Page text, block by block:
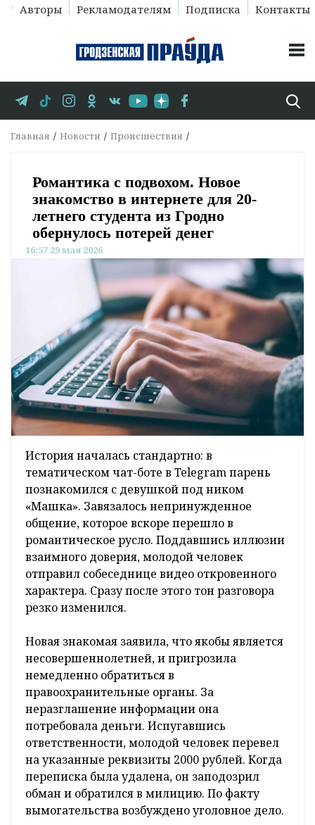
Авторы Рекламодателям Подписка Контакты
Главная Новости Происшествия
Романтика с подвохом. Новое
знакомство в интернете для 20-
летнего студента из Гродно
обернулось потерей денег
16:57 29 мая 2026
История началась стандартно: в
тематическом чат-боте в Telegram парень
познакомился с девушкой под ником
«Машка». Завязалось непринужденное
общение, которое вскоре перешло в
романтическое русло. Поддавшись иллюзии
взаимного доверия, молодой человек
отправил собеседнице видео откровенного
характера. Сразу после этого тон разговора
резко изменился.
Новая знакомая заявила, что якобы является
несовершеннолетней, и пригрозила
немедленно обратиться в
правоохранительные органы. За
неразглашение информации она
потребовала деньги. Испугавшись
ответственности, молодой человек перевел
на указанные реквизиты 2000 рублей. Когда
переписка была удалена, он заподозрил
обман и обратился в милицию. По факту
вымогательства возбуждено уголовное дело.